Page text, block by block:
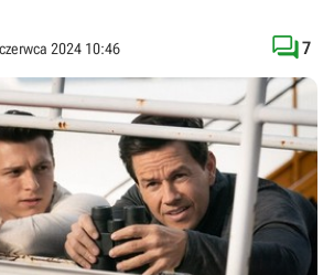
2024 10:46 7